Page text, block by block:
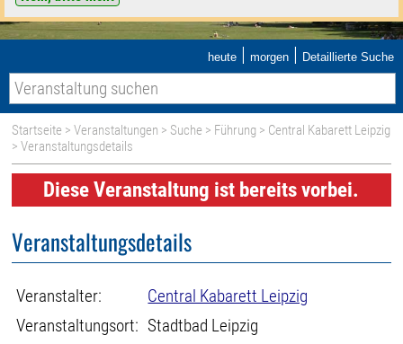
heute | morgen | Detaillierte Suche
Startseite >Veranstaltungen > Suche > Führung > Central Kabarett Leipzig
> Veranstaltungsdetails
Diese Veranstaltung ist bereits vorbei.
Veranstaltungsdetails
Veranstalter:
Central Kabarett Leipzig
Veranstaltungsort: Stadtbad Leipzig